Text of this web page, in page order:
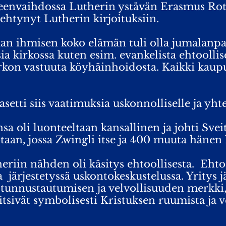
Lutherin ystävän Erasmus
Lutherin kirjoituksiin.
ihmisen koko elämän tuli olla
kirkossa kuten esim. evankelista
vastuuta köyhäinhoidosta. Kaikki
siis vaatimuksia uskonnolliselle ja
oli luonteeltaan kansallinen ja johti
jossa Zwingli itse ja 400 muuta
nähden oli käsitys ehtoollisesta.
uskontokeskustelussa. Yritys
ja velvollisuuden
symbolisesti Kristuksen ruumista ja